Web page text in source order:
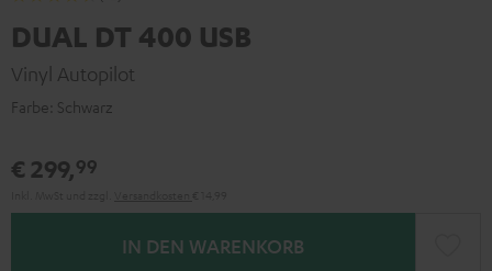
DUAL DT 400 USB
Vinyl Autopilot
Farbe: Schwarz
€ 299,99
IN DEN WARENKORB